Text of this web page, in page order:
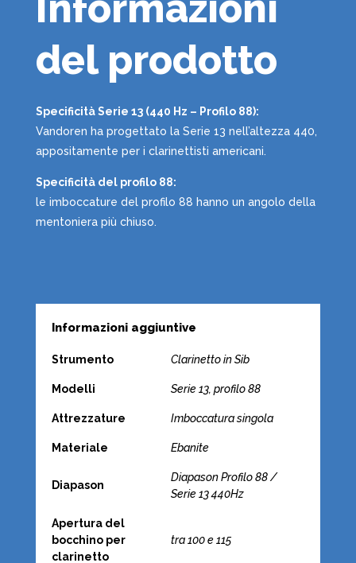
del prodotto
Specificità Serie 13 (440 Hz – Profilo 88):
Vandoren ha progettato la Serie 13 nell’altezza 440,
appositamente per i clarinettisti americani.
Specificità del profilo 88:
le imboccature del profilo 88 hanno un angolo della
mentoniera più chiuso.
Informazioni aggiuntive
Strumento Clarinetto in Sib
Modelli Serie 13, profilo 88
Attrezzature Imboccatura singola
Materiale Ebanite
Diapason
Diapason Profilo 88 /
Serie 13 440Hz
Apertura del
bocchino per
clarinetto
tra 100 e 115